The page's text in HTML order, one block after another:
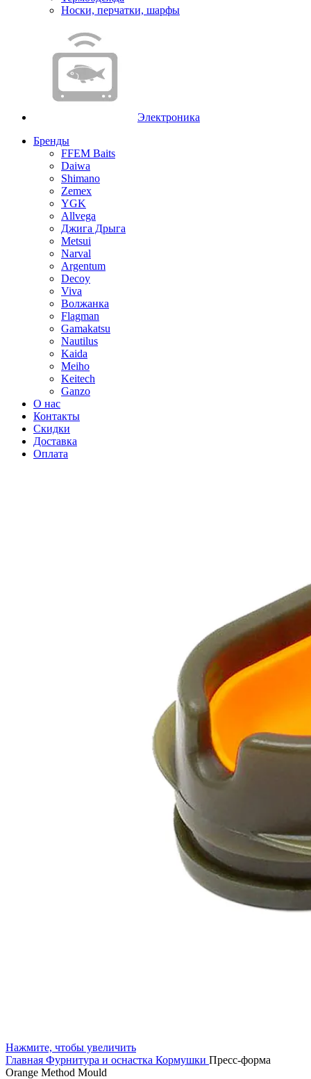
Носки, перчатки, шарфы
Электроника
Бренды
FFEM Baits
Daiwa
Shimano
Zemex
YGK
Allvega
Джига Дрыга
Metsui
Narval
Argentum
Decoy
Viva
Волжанка
Flagman
Gamakatsu
Nautilus
Kaida
Meiho
Keitech
Ganzo
О нас
Контакты
Скидки
Доставка
Оплата
Нажмите, чтобы увеличить
Главная Фурнитура и оснастка Кормушки Пресс-форма
Orange Method Mould